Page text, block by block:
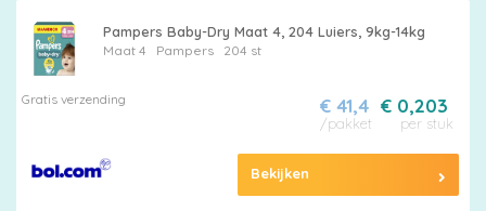
Pampers Baby-Dry Maat 4, 204 Luiers, 9kg-14kg
Maat 4 Pampers 204 st
Gratis verzending € 0,203
per stuk
€ 41,4
/pakket
Bekijken